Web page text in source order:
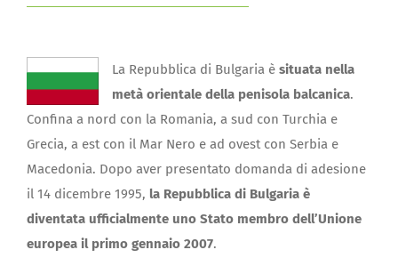
La Repubblica di Bulgaria è situata nella
metà orientale della penisola balcanica.
Confina a nord con la Romania, a sud con Turchia e
Grecia, a est con il Mar Nero e ad ovest con Serbia e
Macedonia. Dopo aver presentato domanda di adesione
il 14 dicembre 1995, la Repubblica di Bulgaria è
diventata ufficialmente uno Stato membro dell’Unione
europea il primo gennaio 2007.